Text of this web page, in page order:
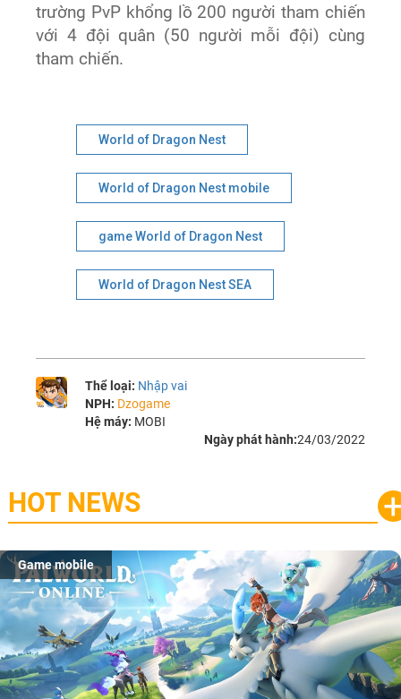
trường PvP khổng lồ 200 người tham chiến
với 4 đội quân (50 người mỗi đội) cùng
tham chiến.
World of Dragon Nest
World of Dragon Nest mobile
game World of Dragon Nest
World of Dragon Nest SEA
Thể loại: Nhập vai
NPH: Dzogame
Hệ máy: MOBI
Ngày phát hành:24/03/2022
HOT NEWS
Game mobile